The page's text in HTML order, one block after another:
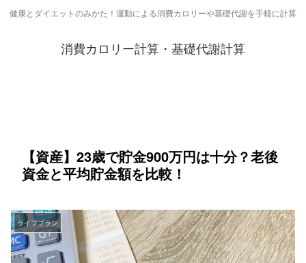
健康とダイエットのみかた！運動による消費カロリーや基礎代謝を手軽に計算
消費カロリー計算・基礎代謝計算
【資産】23歳で貯金900万円は十分？老後
資金と平均貯金額を比較！
ライフプラン